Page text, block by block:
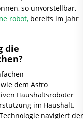
so unvorstellbar,
robot, bereits im Jahr
die
dem Astro
Haushaltsroboter
im Haushalt.
navigiert der